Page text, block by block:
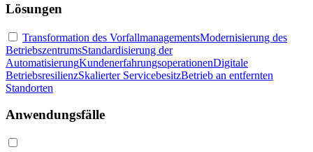
Lösungen
Transformation des VorfallmanagementsModernisierung des
BetriebszentrumsStandardisierung der
AutomatisierungKundenerfahrungsoperationenDigitale
BetriebsresilienzSkalierter ServicebesitzBetrieb an entfernten
Standorten
Anwendungsfälle